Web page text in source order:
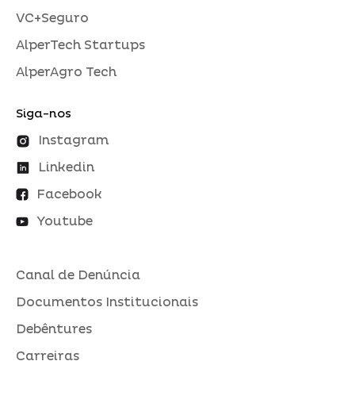
VC+Seguro
AlperTech Startups
AlperAgro Tech
Siga-nos
Instagram
Linkedin
Facebook
Youtube
Canal de Denúncia
Documentos Institucionais
Debêntures
Carreiras